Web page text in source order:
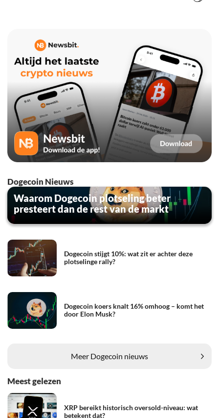
Dogecoin Nieuws
Waarom Dogecoin plotseling beter
presteert dan de rest van de markt
Dogecoin stijgt 10%: wat zit er achter deze
plotselinge rally?
Dogecoin koers knalt 16% omhoog – komt het
door Elon Musk?
Meer Dogecoin nieuws
Meest gelezen
XRP bereikt historisch oversold-niveau: wat
betekent dat?